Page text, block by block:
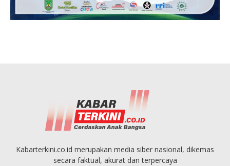
Kabarterkini.co.id merupakan media siber nasional, dikemas
secara faktual, akurat dan terpercaya